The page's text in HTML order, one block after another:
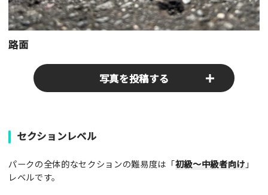
路面
写真を投稿する
パークやスポットの写真をぜひお送りください！あなたの写真
がみんなの参考となります！
写真
セクションレベル
パークの全体的なセクションの難易度は「初級～中級者向け 」
レベルです。